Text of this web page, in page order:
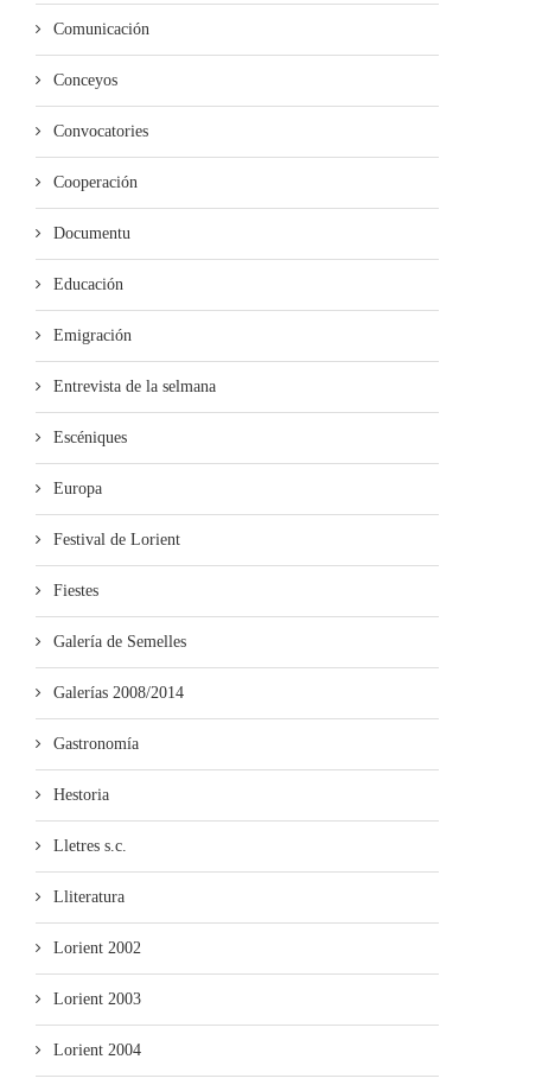
El Festival Boombastic 2026
Comunicación
Conceyos
Convocatories
Cooperación
Documentu
Educación
Emigración
Entrevista de la selmana
Escéniques
Europa
Festival de Lorient
Fiestes
Galería de Semelles
Galerías 2008/2014
Gastronomía
Hestoria
Lletres s.c.
Lliteratura
Lorient 2002
Lorient 2003
Lorient 2004